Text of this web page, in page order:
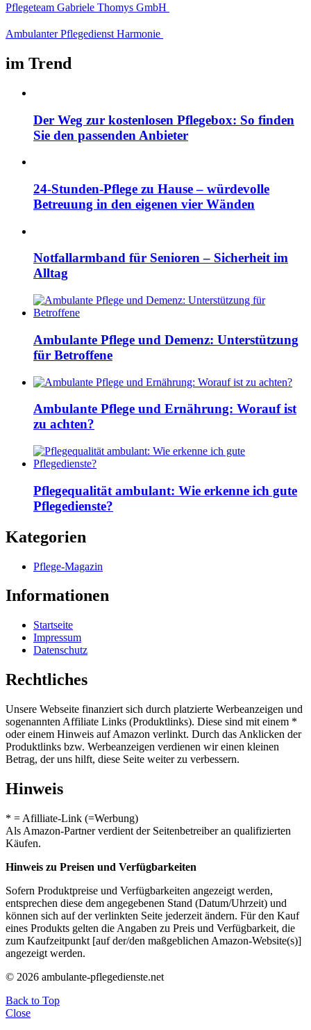
Pflegeteam Gabriele Thomys GmbH
Ambulanter Pflegedienst Harmonie
im Trend
Der Weg zur kostenlosen Pflegebox: So finden
Sie den passenden Anbieter
24-Stunden-Pflege zu Hause – würdevolle
Betreuung in den eigenen vier Wänden
Notfallarmband für Senioren – Sicherheit im
Alltag
Ambulante Pflege und Demenz: Unterstützung
für Betroffene
Ambulante Pflege und Ernährung: Worauf ist
zu achten?
Pflegequalität ambulant: Wie erkenne ich gute
Pflegedienste?
Kategorien
Pflege-Magazin
Informationen
Startseite
Impressum
Datenschutz
Rechtliches
Unsere Webseite finanziert sich durch platzierte Werbeanzeigen und
sogenannten Affiliate Links (Produktlinks). Diese sind mit einem *
oder einem Hinweis auf Amazon verlinkt. Durch das Anklicken der
Produktlinks bzw. Werbeanzeigen verdienen wir einen kleinen
Betrag, der uns hilft, diese Seite weiter zu verbessern.
Hinweis
* = Afilliate-Link (=Werbung)
Als Amazon-Partner verdient der Seitenbetreiber an qualifizierten
Käufen.
Hinweis zu Preisen und Verfügbarkeiten
Sofern Produktpreise und Verfügbarkeiten angezeigt werden,
entsprechen diese dem angegebenen Stand (Datum/Uhrzeit) und
können sich auf der verlinkten Seite jederzeit ändern. Für den Kauf
eines Produkts gelten die Angaben zu Preis und Verfügbarkeit, die
zum Kaufzeitpunkt [auf der/den maßgeblichen Amazon-Website(s)]
angezeigt werden.
© 2026 ambulante-pflegedienste.net
Back to Top
Close